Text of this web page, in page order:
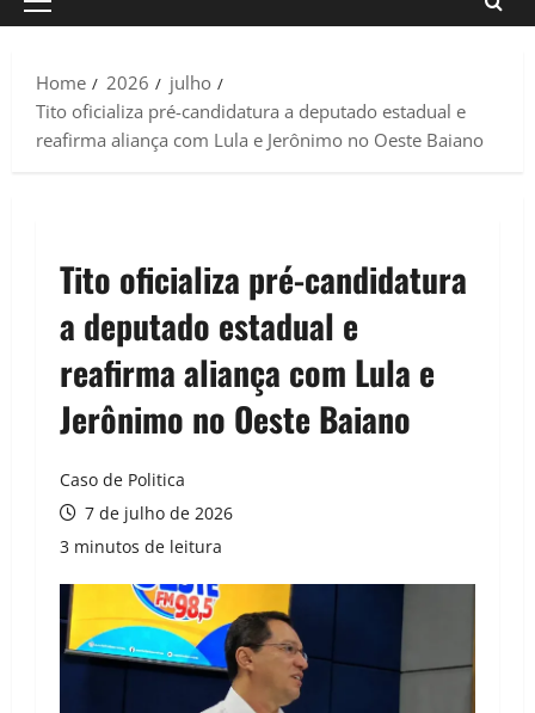
Primary
Home
2026
julho
Tito oficializa pré-candidatura a deputado estadual e
reafirma aliança com Lula e Jerônimo no Oeste Baiano
Tito oficializa pré-candidatura
a deputado estadual e
reafirma aliança com Lula e
Jerônimo no Oeste Baiano
Caso de Politica
7 de julho de 2026
3 minutos de leitura